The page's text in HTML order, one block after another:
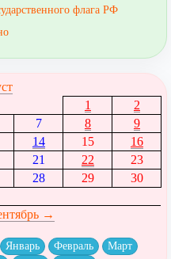
флага РФ
1
2
7 8
9
14 15
16
21 22
23
28 29
30
→
Январь Февраль
Март